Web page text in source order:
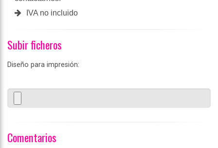
IVA no incluido
Subir ficheros
Diseño para impresión:
Comentarios